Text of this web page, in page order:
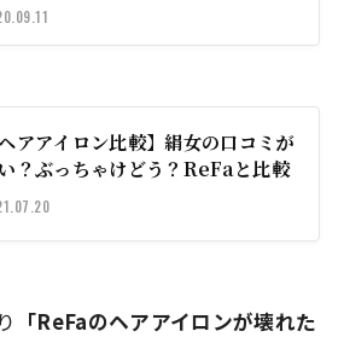
ヘアアイロン比較】絹女の口コミが
？ぶっちゃけどう？ReFaと比較
「ReFaのヘアアイロンが壊れた